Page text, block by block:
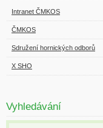
Intranet ČMKOS
ČMKOS
Sdružení hornických odborů
X SHO
Vyhledávání